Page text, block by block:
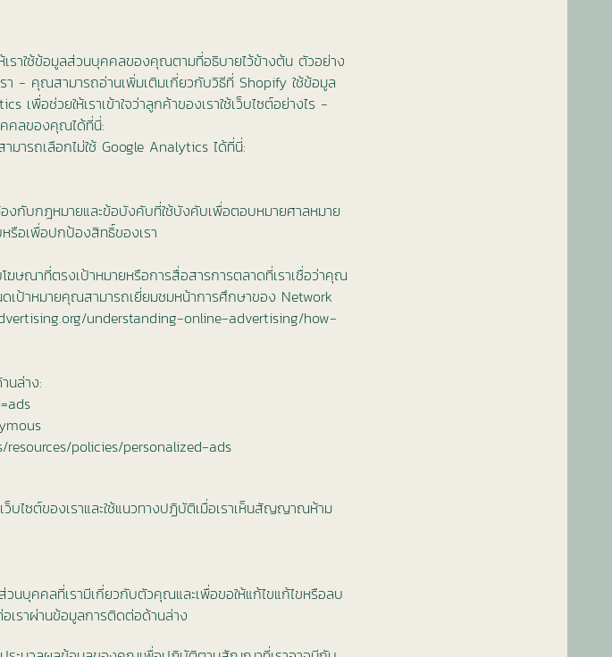
าใช้ข้อมูลส่วนบุคคลของคุณตามที่อธิบายไว้ข้างต้น ตัวอย่าง
า - คุณสามารถอ่านเพิ่มเติมเกี่ยวกับวิธีที่ Shopify ใช้ข้อมูล
พื่อช่วยให้เราเข้าใจว่าลูกค้าของเราใช้เว็บไซต์อย่างไร -
คลของคุณได้ที่นี่:
มารถเลือกไม่ใช้ Google Analytics ได้ที่นี่:
กับกฎหมายและข้อบังคับที่ใช้บังคับเพื่อตอบหมายศาลหมาย
รือเพื่อปกป้องสิทธิ์ของเรา
ษณาที่ตรงเป้าหมายหรือการสื่อสารการตลาดที่เราเชื่อว่าคุณ
เป้าหมายคุณสามารถเยี่ยมชมหน้าการศึกษาของ Network
understanding-online-advertising/how-
นล่าง:
policies/personalized-ads
บไซต์ของเราและใช้แนวทางปฏิบัติเมื่อเราเห็นสัญญาณห้าม
บุคคลที่เรามีเกี่ยวกับตัวคุณและเพื่อขอให้แก้ไขแก้ไขหรือลบ
ราผ่านข้อมูลการติดต่อด้านล่าง